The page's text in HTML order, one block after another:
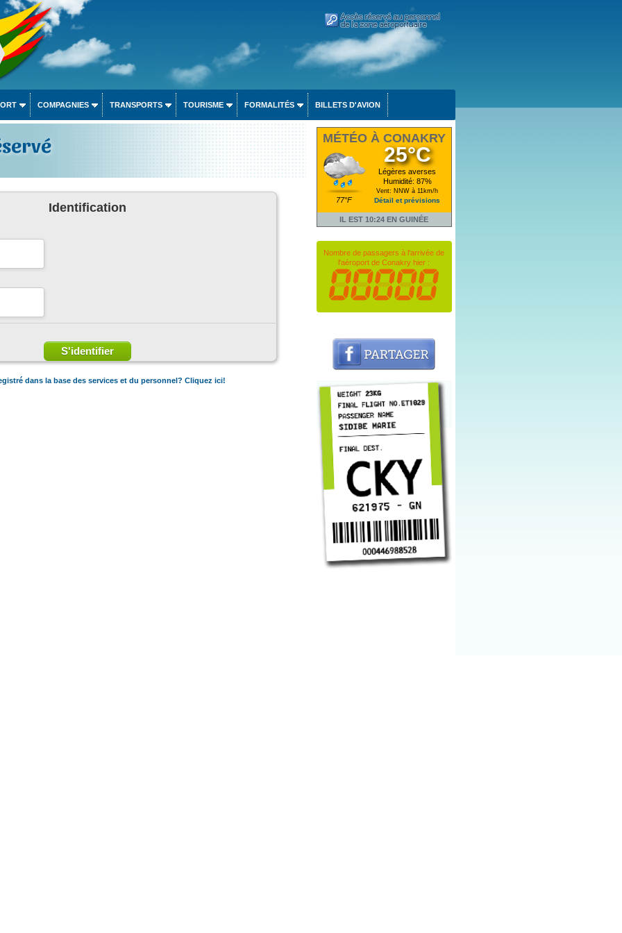
COMPAGNIES TRANSPORTS TOURISME FORMALITÉS BILLETS D'AVION
Identification
dans la base des services et du personnel? Cliquez ici!
MÉTÉO À CONAKRY
77°F
25°C
Légères averses
Humidité: 87%
Vent: NNW à 11km/h
Détail et prévisions
IL EST 10:24 EN GUINÉE
Nombre de passagers à l'arrivée de
l'aéroport de Conakry hier :